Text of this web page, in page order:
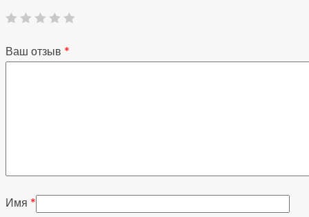
Ваш отзыв *
Имя *